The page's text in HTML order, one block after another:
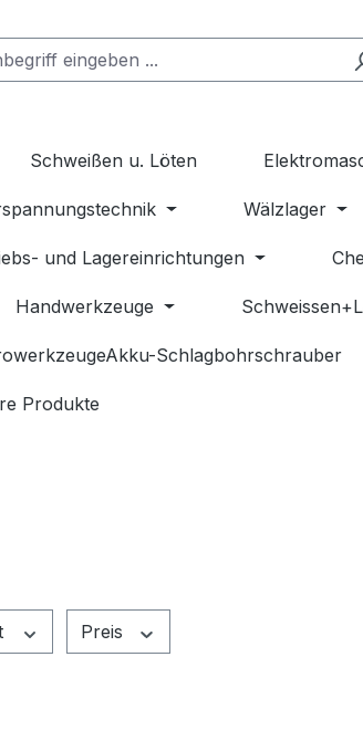
Schweißen u. Löten
Wälzlager
und Lagereinrichtungen
Handwerkzeuge
Schlagbohrschrauber
Produkte
Preis